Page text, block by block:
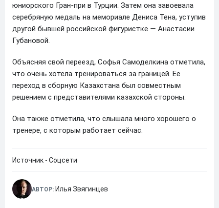
юниорского Гран-при в Турции. Затем она завоевала
серебряную медаль на мемориале Дениса Тена, уступив
другой бывшей российской фигуристке — Анастасии
Губановой.
Объясняя свой переезд, Софья Самоделкина отметила,
что очень хотела тренироваться за границей. Ее
переход в сборную Казахстана был совместным
решением с представителями казахской стороны.
Она также отметила, что слышала много хорошего о
тренере, с которым работает сейчас.
Источник - Соцсети
АВТОР: Илья Звягинцев